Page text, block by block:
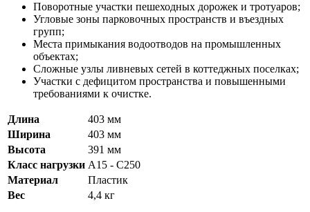
Поворотные участки пешеходных дорожек и тротуаров;
Угловые зоны парковочных пространств и въездных
групп;
Места примыкания водоотводов на промышленных
объектах;
Сложные узлы ливневых сетей в коттеджных поселках;
Участки с дефицитом пространства и повышенными
требованиями к очистке.
Длина
403 мм
Ширина
403 мм
Высота
391 мм
Класс нагрузки A15 - C250
Материал
Пластик
Вес
4,4 кг